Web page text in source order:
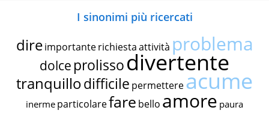
I sinonimi più ricercati
dire importante richiestaattività problema
dolce prolissodivertente
tranquillodifficile permettereacume
inerme particolarefare bello amore paura